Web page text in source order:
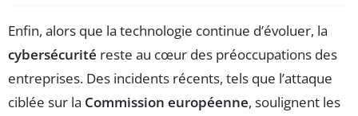
Enfin, alors que la technologie continue d’évoluer, la
cybersécurité reste au cœur des préoccupations des
entreprises. Des incidents récents, tels que l’attaque
ciblée sur la Commission européenne, soulignent les